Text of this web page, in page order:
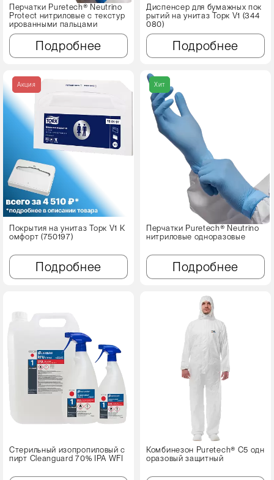
Перчатки Puretech® Neutrino
Protect нитриловые с текстур
ированными пальцами
Подробнее
Диспенсер для бумажных пок
рытий на унитаз Торк V1 (344
080)
Подробнее
Акция
Покрытия на унитаз Торк V1 К
омфорт (750197)
Подробнее
Хит
Перчатки Puretech® Neutrino
нитриловые одноразовые
Подробнее
Стерильный изопропиловый с
пирт Cleanguard 70% IPA WFI
Комбинезон Puretech® C5 одн
оразовый защитный